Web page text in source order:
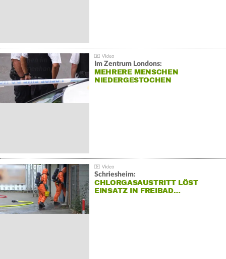
Im Zentrum Londons:
MEHRERE MENSCHEN
NIEDERGESTOCHEN
Schriesheim:
CHLORGASAUSTRITT LÖST
EINSATZ IN FREIBAD…